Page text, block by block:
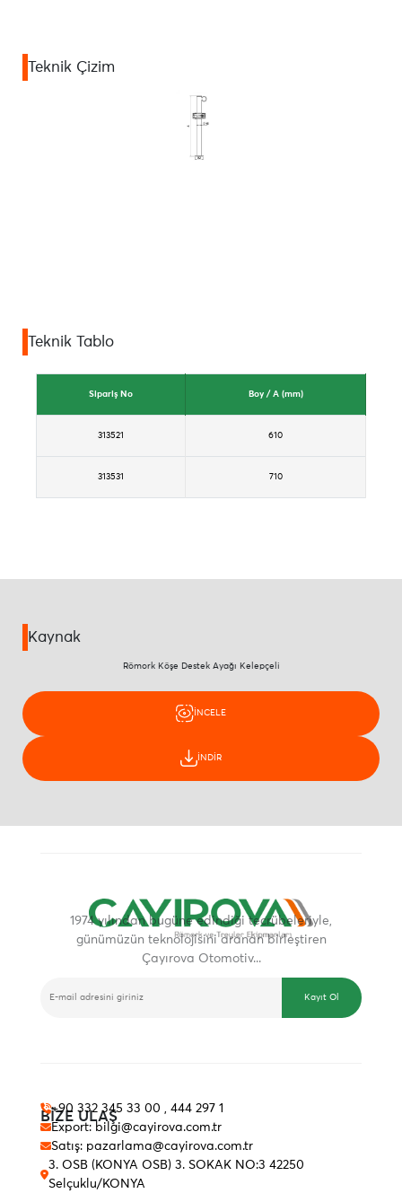
Teknik Çizim
Teknik Tablo
Sipariş No Boy / A (mm)
313521 610
313531 710
Kaynak
Römork Köşe Destek Ayağı Kelepçeli
İNCELE
İNDİR
1974 yılından bugüne edindiği tecrübeleriyle,
günümüzün teknolojisini aranan birleştiren
Çayırova Otomotiv...
Kayıt Ol
BİZE ULAŞ
+90 332 345 33 00 , 444 297 1
Export: bilgi@cayirova.com.tr
Satış: pazarlama@cayirova.com.tr
3. OSB (KONYA OSB) 3. SOKAK NO:3 42250
Selçuklu/KONYA